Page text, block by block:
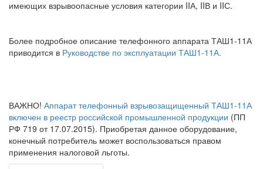
имеющих взрывоопасные условия категории IIА, IIВ и IIС.
Более подробное описание телефонного аппарата ТАШ1-11А
приводится в Руководстве по эксплуатации ТАШ1-11А.
ВАЖНО! Аппарат телефонный взрывозащищенный ТАШ1-11А
включен в реестр российской промышленной продукции (ПП
РФ 719 от 17.07.2015). Приобретая данное оборудование,
конечный потребитель может воспользоваться правом
применения налоговой льготы.